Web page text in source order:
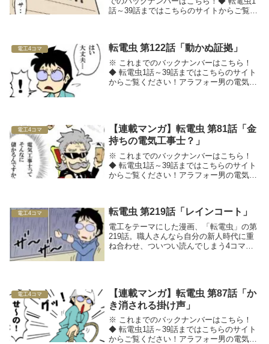
話～39話まではこちらのサイトからご覧く
電工4コマ 転電虫 第122話「動かぬ証拠」
※ これまでのバックナンバーはこちら！
◆ 転電虫1話～39話まではこちらのサイト
からご覧ください！アラフォー男の電気工
電工4コマ
【連載マンガ】転電虫 第81話「金
持ちの電気工事士？」
※ これまでのバックナンバーはこちら！
◆ 転電虫1話～39話まではこちらのサイト
からご覧ください！アラフォー男の電気工
電工4コマ 転電虫 第219話「レインコート」
電工をテーマにした漫画、「転電虫」の第
219話。職人さんなら自分の新人時代に重
ね合わせ、ついつい読んでしまう4コママ
電工4コマ
【連載マンガ】転電虫 第87話「か
き消される掛け声」
※ これまでのバックナンバーはこちら！
◆ 転電虫1話～39話まではこちらのサイト
からご覧ください！アラフォー男の電気工